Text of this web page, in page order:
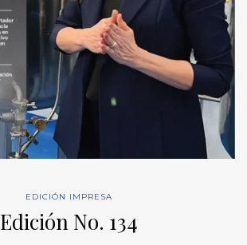
EDICIÓN IMPRESA
Edición No. 134